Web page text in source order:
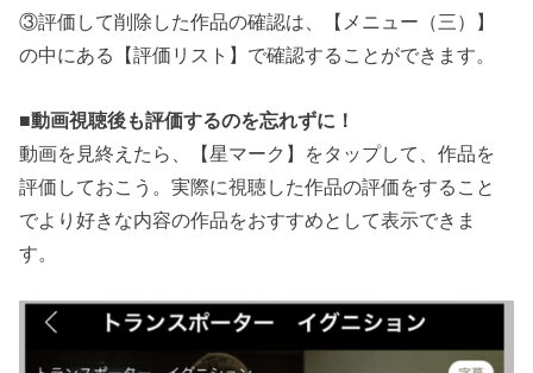
③評価して削除した作品の確認は、【メニュー（三）】
の中にある【評価リスト】で確認することができます。
■動画視聴後も評価するのを忘れずに！
動画を見終えたら、【星マーク】をタップして、作品を
評価しておこう。実際に視聴した作品の評価をすること
でより好きな内容の作品をおすすめとして表示できま
す。